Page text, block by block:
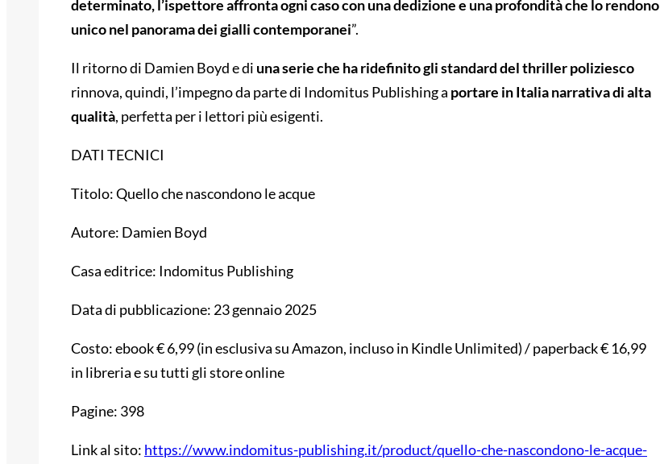
determinato, l’ispettore affronta ogni caso con una dedizione e una profondità che lo rendono
unico nel panorama dei gialli contemporanei”.
Il ritorno di Damien Boyd e di una serie che ha ridefinito gli standard del thriller poliziesco
rinnova, quindi, l’impegno da parte di Indomitus Publishing a portare in Italia narrativa di alta
qualità, perfetta per i lettori più esigenti.
DATI TECNICI
Titolo: Quello che nascondono le acque
Autore: Damien Boyd
Casa editrice: Indomitus Publishing
Data di pubblicazione: 23 gennaio 2025
Costo: ebook € 6,99 (in esclusiva su Amazon, incluso in Kindle Unlimited) / paperback € 16,99
in libreria e su tutti gli store online
Pagine: 398
Link al sito: https://www.indomitus-publishing.it/product/quello-che-nascondono-le-acque-